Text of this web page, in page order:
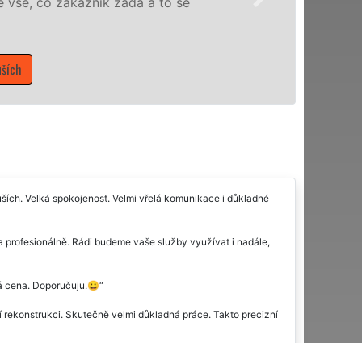
Velká spokojenost. Velmi vřelá komunikace i důkladné
Rádi budeme vaše služby využívat i nadále,
cena. Doporučuju.😀
Skutečně velmi důkladná práce. Takto precizní